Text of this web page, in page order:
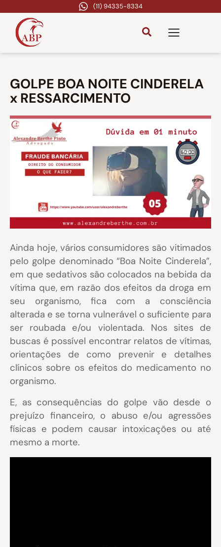
(11) 94335-8334
GOLPE BOA NOITE CINDERELA
x RESSARCIMENTO
Ainda hoje, vários consumidores são vitimados
pelo golpe denominado “Boa Noite Cinderela”,
em que sedativos são colocados na bebida da
vítima que, em razão dos efeitos da droga em
seu organismo, fica com a consciência
alterada e se torna vulnerável o suficiente para
ser roubada e/ou violentada. Nos sites de
buscas é possível encontrar relatos de vítimas,
orientações de como prevenir e detalhes
clínicos sobre os efeitos do medicamento no
organismo.
E, as consequências do golpe vão desde o
prejuízo financeiro, o abuso e/ou agressões
físicas e podem causar intoxicações ou até
mesmo a morte.